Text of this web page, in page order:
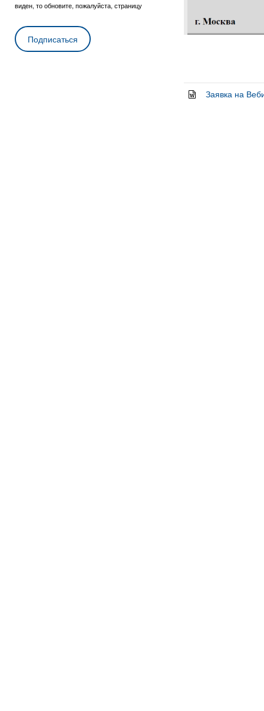
Заявка на
виден, то обновите, пожалуйста, страницу